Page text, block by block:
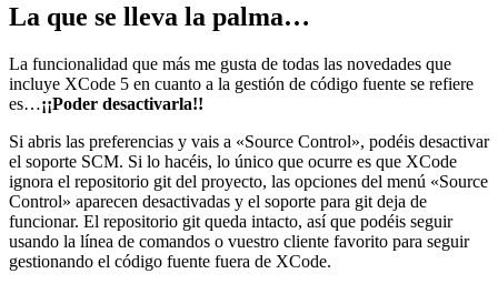
La que se lleva la palma…
La funcionalidad que más me gusta de todas las novedades que
incluye XCode 5 en cuanto a la gestión de código fuente se refiere
es…¡¡Poder desactivarla!!
Si abris las preferencias y vais a «Source Control», podéis desactivar
el soporte SCM. Si lo hacéis, lo único que ocurre es que XCode
ignora el repositorio git del proyecto, las opciones del menú «Source
Control» aparecen desactivadas y el soporte para git deja de
funcionar. El repositorio git queda intacto, así que podéis seguir
usando la línea de comandos o vuestro cliente favorito para seguir
gestionando el código fuente fuera de XCode.